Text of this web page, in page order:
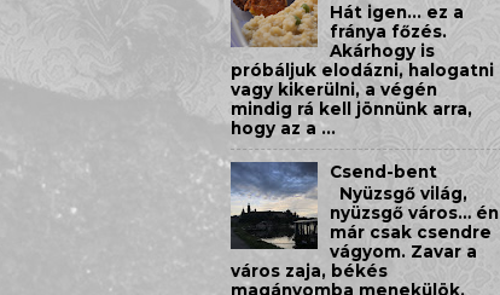
Hát igen... ez a
fránya főzés.
Akárhogy is
próbáljuk elodázni, halogatni
vagy kikerülni, a végén
mindig rá kell jönnünk arra,
hogy az a ...
Csend-bent
​Nyüzsgő világ,
nyüzsgő város… én
már csak csendre
vágyom. Zavar a
város zaja, békés
magányomba menekülök.